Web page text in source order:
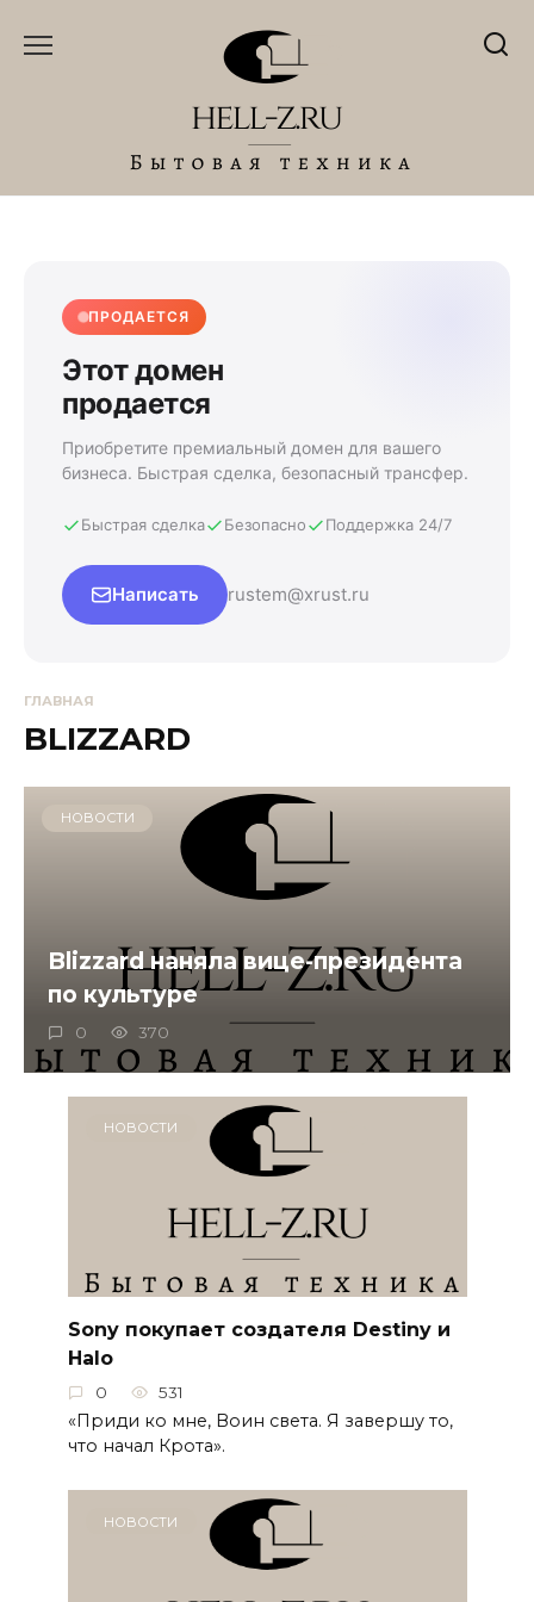
ПРОДАЕТСЯ
Этот домен
продается
Приобретите премиальный домен для вашего
бизнеса. Быстрая сделка, безопасный трансфер.
Быстрая сделка Безопасно Поддержка 24/7
Написать rustem@xrust.ru
ГЛАВНАЯ
BLIZZARD
НОВОСТИ
Blizzard наняла вице-президента
по культуре
0 370
НОВОСТИ
Sony покупает создателя Destiny и
Halo
0 531
«Приди ко мне, Воин света. Я завершу то,
что начал Крота».
НОВОСТИ